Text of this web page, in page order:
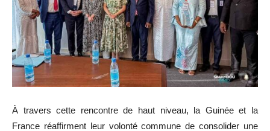
À travers cette rencontre de haut niveau, la Guinée et la
France réaffirment leur volonté commune de consolider une